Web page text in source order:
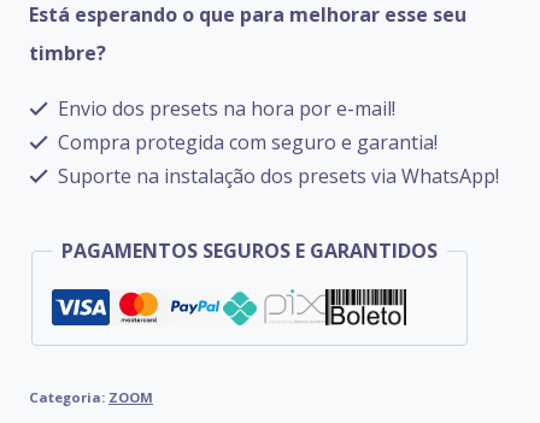
quantidade
Está esperando o que para melhorar esse seu
timbre?
Envio dos presets na hora por e-mail!
Compra protegida com seguro e garantia!
Suporte na instalação dos presets via WhatsApp!
PAGAMENTOS SEGUROS E GARANTIDOS
Categoria: ZOOM